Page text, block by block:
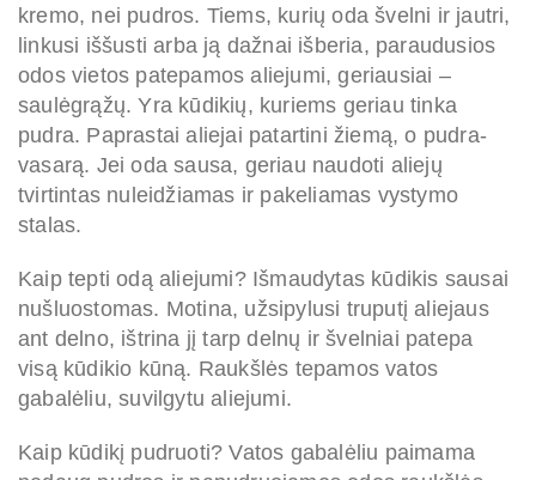
kremo, nei pudros. Tiems, kurių oda švelni ir jautri,
linkusi iššusti arba ją dažnai išberia, paraudusios
odos vietos patepamos aliejumi, geriausiai –
saulėgrąžų. Yra kūdikių, kuriems geriau tinka
pudra. Paprastai aliejai patartini žiemą, o pudra-
vasarą. Jei oda sausa, geriau naudoti aliejų
tvirtintas nuleidžiamas ir pakeliamas vystymo
stalas.
Kaip tepti odą aliejumi? Išmaudytas kūdikis sausai
nušluostomas. Motina, užsipylusi truputį aliejaus
ant delno, ištrina jį tarp delnų ir švelniai patepa
visą kūdikio kūną. Raukšlės tepamos vatos
gabalėliu, suvilgytu aliejumi.
Kaip kūdikį pudruoti? Vatos gabalėliu paimama